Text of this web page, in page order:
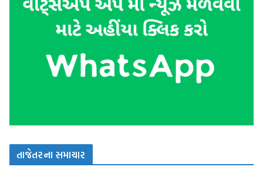
તાજેતરના સમાચાર